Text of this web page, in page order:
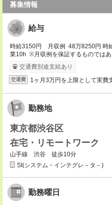
募集情報
給与
時給3150円 月収例 48万8250円 時
業10h ※月収例を保証するものではあ
交通費別途支給あり
交通費 1ヶ月3万円を上限として実費
勤務地
東京都渋谷区
在宅・リモートワーク
山手線 渋谷 徒歩10分
SI(システム・インテグレ－タ－)
勤務曜日